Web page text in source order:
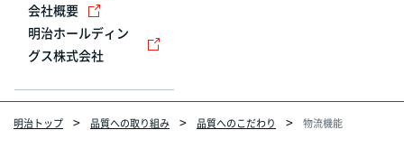
会社概要
明治ホールディン
グス株式会社
明治トップ 品質への取り組み 品質へのこだわり 物流機能